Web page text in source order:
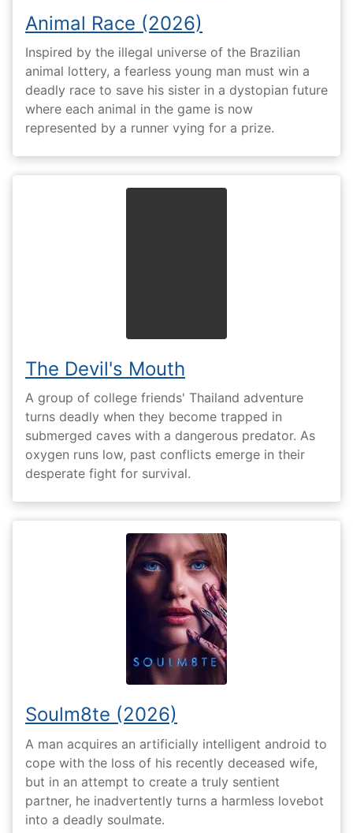
Animal Race (2026)
Inspired by the illegal universe of the Brazilian
animal lottery, a fearless young man must win a
deadly race to save his sister in a dystopian future
where each animal in the game is now
represented by a runner vying for a prize.
The Devil's Mouth
A group of college friends' Thailand adventure
turns deadly when they become trapped in
submerged caves with a dangerous predator. As
oxygen runs low, past conflicts emerge in their
desperate fight for survival.
Soulm8te (2026)
A man acquires an artificially intelligent android to
cope with the loss of his recently deceased wife,
but in an attempt to create a truly sentient
partner, he inadvertently turns a harmless lovebot
into a deadly soulmate.